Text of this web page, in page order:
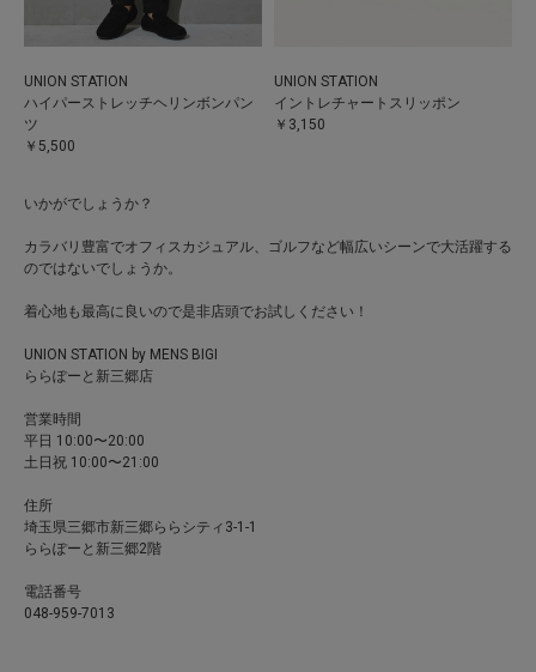
UNION STATION
ハイパーストレッチヘリンボンパン
ツ
￥5,500
UNION STATION
イントレチャートスリッポン
￥3,150
いかがでしょうか？
カラバリ豊富でオフィスカジュアル、ゴルフなど幅広いシーンで大活躍する
のではないでしょうか。
着心地も最高に良いので是非店頭でお試しください！
UNION STATION by MENS BIGI
ららぽーと新三郷店
営業時間
平日 10:00〜20:00
土日祝 10:00〜21:00
住所
埼玉県三郷市新三郷ららシティ3-1-1
ららぽーと新三郷2階
電話番号
048-959-701 3